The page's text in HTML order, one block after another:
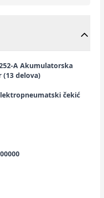
A Akumulatorska
(13 delova)
čekić